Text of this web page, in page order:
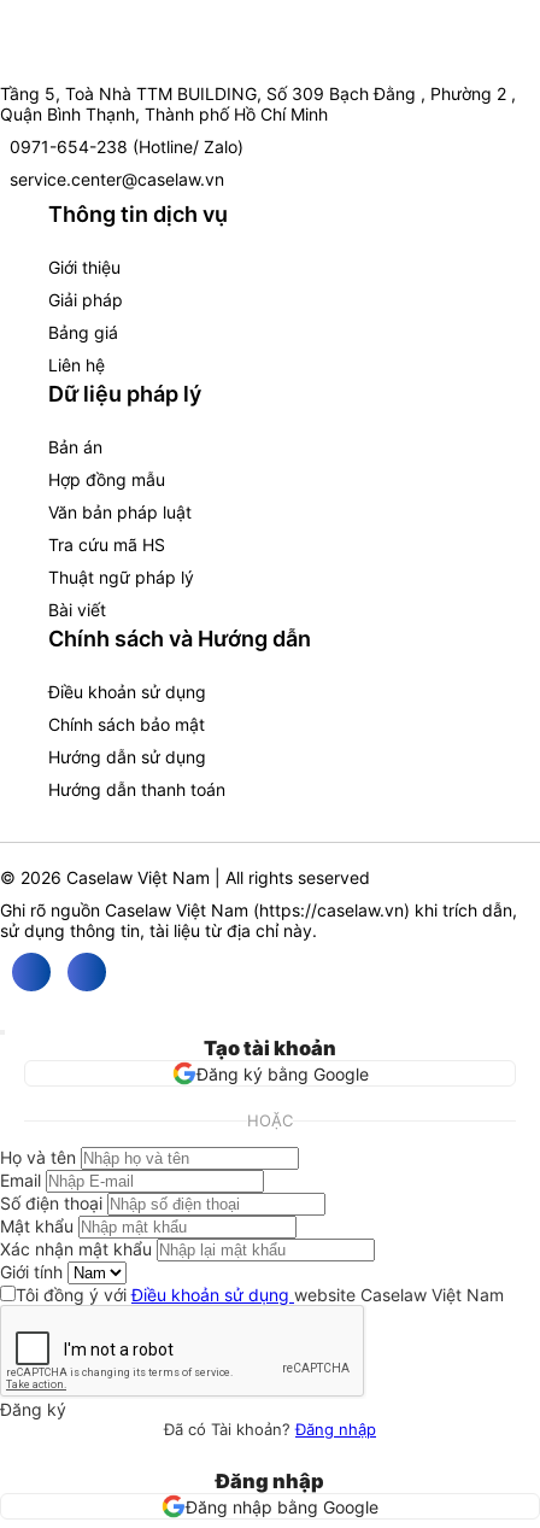
Tầng 5, Toà Nhà TTM BUILDING, Số 309 Bạch Đằng , Phường 2 ,
Quận Bình Thạnh, Thành phố Hồ Chí Minh
0971-654-238 (Hotline/ Zalo)
service.center@caselaw.vn
Thông tin dịch vụ
Giới thiệu
Giải pháp
Bảng giá
Liên hệ
Dữ liệu pháp lý
Bản án
Hợp đồng mẫu
Văn bản pháp luật
Tra cứu mã HS
Thuật ngữ pháp lý
Bài viết
Chính sách và Hướng dẫn
Điều khoản sử dụng
Chính sách bảo mật
Hướng dẫn sử dụng
Hướng dẫn thanh toán
© 2026 Caselaw Việt Nam | All rights seserved
Ghi rõ nguồn Caselaw Việt Nam (https://caselaw.vn) khi trích dẫn,
sử dụng thông tin, tài liệu từ địa chỉ này.
Tạo tài khoản
Đăng ký bằng Google
HOẶC
Họ và tên
Email
Số điện thoại
Mật khẩu
Xác nhận mật khẩu
Giới tính
Tôi đồng ý vớiĐiều khoản sử dụng website Caselaw Việt Nam
Đăng ký
Đã có Tài khoản?Đăng nhập
Đăng nhập
Đăng nhập bằng Google